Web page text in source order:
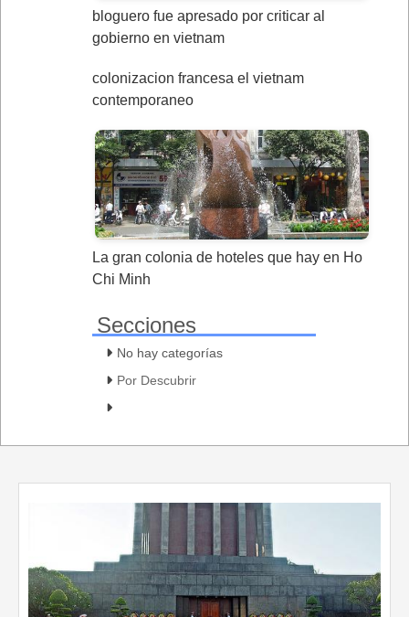
bloguero fue apresado por criticar al
gobierno en vietnam
colonizacion francesa el vietnam
contemporaneo
La gran colonia de hoteles que hay en Ho
Chi Minh
Secciones
No hay categorías
Por Descubrir